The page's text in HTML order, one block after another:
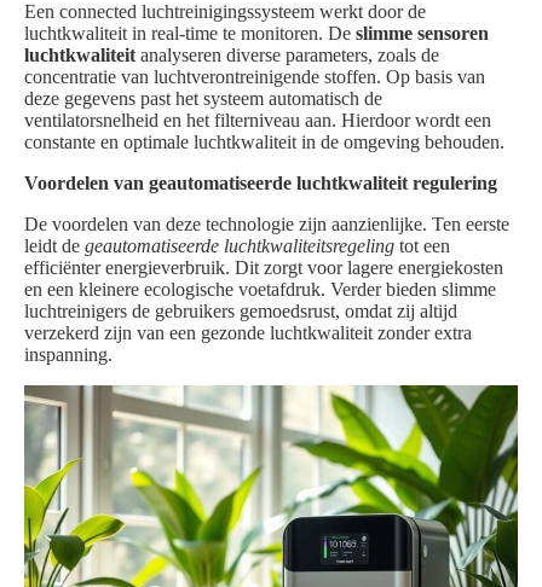
Een connected luchtreinigingssysteem werkt door de
luchtkwaliteit in real-time te monitoren. De slimme sensoren
luchtkwaliteit analyseren diverse parameters, zoals de
concentratie van luchtverontreinigende stoffen. Op basis van
deze gegevens past het systeem automatisch de
ventilatorsnelheid en het filterniveau aan. Hierdoor wordt een
constante en optimale luchtkwaliteit in de omgeving behouden.
Voordelen van geautomatiseerde luchtkwaliteit regulering
De voordelen van deze technologie zijn aanzienlijke. Ten eerste
leidt de geautomatiseerde luchtkwaliteitsregeling tot een
efficiënter energieverbruik. Dit zorgt voor lagere energiekosten
en een kleinere ecologische voetafdruk. Verder bieden slimme
luchtreinigers de gebruikers gemoedsrust, omdat zij altijd
verzekerd zijn van een gezonde luchtkwaliteit zonder extra
inspanning.